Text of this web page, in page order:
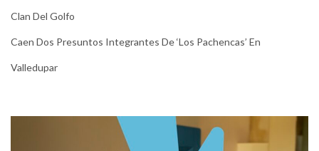
Clan Del Golfo
Caen Dos Presuntos Integrantes De ‘Los Pachencas’ En
Valledupar